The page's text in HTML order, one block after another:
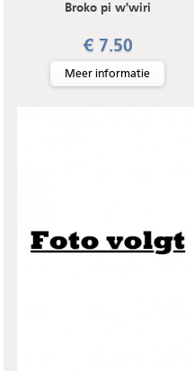
Broko pi w'wiri
€ 7.50
Meer informatie